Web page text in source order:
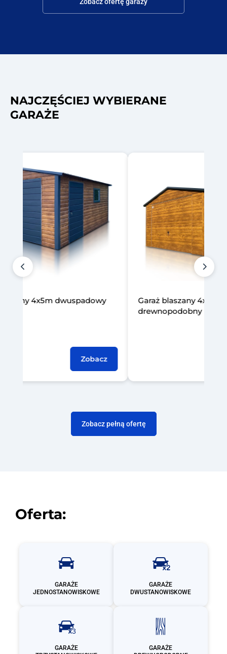
NAJCZĘŚCIEJ WYBIERANE
GARAŻE
4x5m dwuspadowy
Zobacz
Garaż blaszany 4x8m
drewnopodobny
Zobacz pełną ofertę
Oferta:
GARAŻE
JEDNOSTANOWISKOWE
GARAŻE
DWUSTANOWISKOWE
GARAŻE
GARAŻE